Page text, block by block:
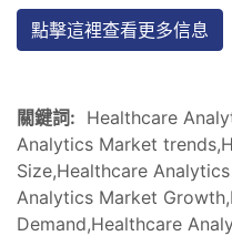
點擊這裡查看更多信息
關鍵詞: Healthcare
Analytics Market
Size,Healthcare
Analytics Market
Demand,Healthcare